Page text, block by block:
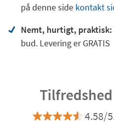
på denne side kontakt
Nemt, hurtigt, praktisk:
bud. Levering er GRATIS
4.58/